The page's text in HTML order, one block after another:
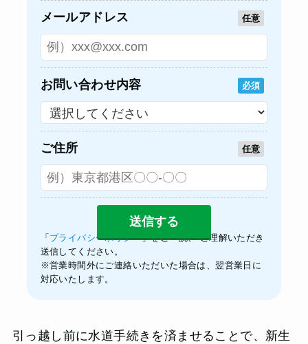
メールアドレス 任意
お問い合わせ内容 必須
ご住所 任意
「 プライバシーポリシー」をご一読、 ご理解いただき
送信してください。
※営業時間外にご連絡いただいた場合は、翌営業日に
対応いたします。
引っ越し前に水道手続きを済ませることで、新生